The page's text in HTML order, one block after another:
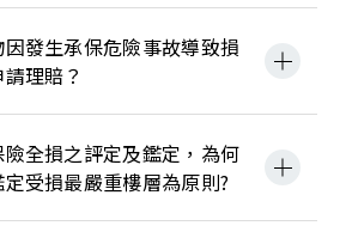
發生承保危險事故導致損
理賠？
全損之評定及鑑定，為何
受損最嚴重樓層為原則?